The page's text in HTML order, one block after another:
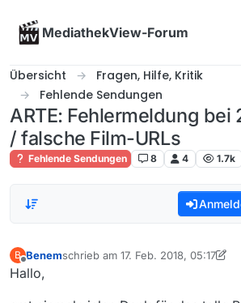
MediathekView-Forum
Übersicht
Fragen, Hilfe, Kritik
Fehlende Sendungen
ARTE: Fehlermeldung bei
/ falsche Film-URLs
Fehlende Sendungen 8 4 1.7k
B
Offline
Benemschrieb am 17. Feb. 2018, 05:17
zuletzt editiert von Benem
Hallo,